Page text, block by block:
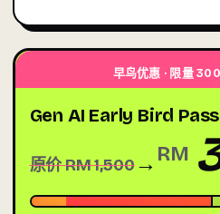
早鸟优惠 · 限量
Gen AI Early Bird Pass
原价 RM 1,500→ RM